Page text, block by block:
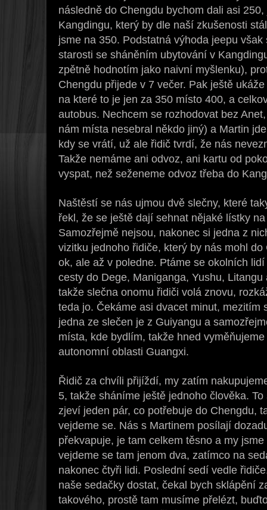
následně do Chengdu bychom dali asi
Kangdingu, který by dle naší zkušenosti
jsme na 350. Podstatná výhoda jeepu
starosti se sháněním ubytování v
zpětně hodnotím jako naivní myšlenku),
Chengdu přijede v 7 večer. Pak ještě
na které to je jen za 350 místo 400, a
autobus. Nechcem se rozhodovat bez
nám místa nesebral někdo jiný) a Martin
kdy se vrátí, už ale řidič tvrdí, že nás
Takže nemáme ani odvoz, ani kartu od
vyspat, než seženeme odvoz třeba do
Naštěstí se nás ujmou dvě slečny, které
řekl, že se ještě dají sehnat nějaké lístky
Samozřejmě nejsou, nakonec si jedna z
vizitku jednoho řidiče, který by nás mohl
ok, ale až v poledne. Ptáme se okolních
cesty do Dege, Maniganga, Yushu,
takže slečna onomu řidiči volá znovu,
teda jo. Čekáme asi dvacet minut, mezitím
jedna ze slečen je z Guiyangu a
místa, kde bydlím, takže hned
autonomní oblasti Guangxi.
Řidič za chvíli přijíždí, my zatím
5, takže sháníme ještě jednoho člověka.
zjeví jeden pár, co potřebuje do Chengdu,
vejdeme se. Nás s Martinem posílají
překvapuje, je tam celkem těsno a my
vejdeme se tam jenom dva, zatímco na
nakonec čtyři lidi. Poslední sedí vedle
naše sedačky dostat, čekal bych sklápění
takového, prostě tam musíme přelézt,